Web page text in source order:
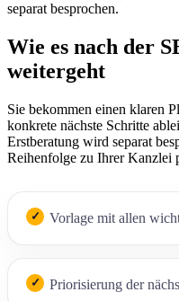
separat besprochen.
Wie es nach der
weitergeht
Sie bekommen einen klaren
konkrete nächste Schritte
Erstberatung wird separat
Reihenfolge zu Ihrer Kanzlei
Vorlage mit allen
Priorisierung der